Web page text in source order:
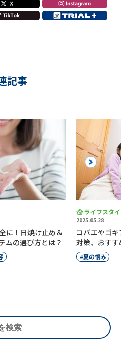
記事
に！日焼け止め＆
ムの選び方とは？
ライフスタ
2025.05.28
コバエやゴ
対策、おす
夏の悩み
Next